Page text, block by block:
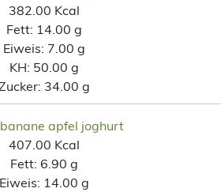
382.00 Kcal
Fett: 14.00 g
Eiweis: 7.00 g
KH: 50.00 g
34.00 g
apfel joghurt
407.00 Kcal
Fett: 6.90 g
Eiweis: 14.00 g